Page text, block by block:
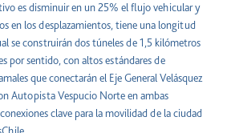
es disminuir en un 25% el flujo vehicular y
en los desplazamientos, tiene una longitud
se construirán dos túneles de 1,5 kilómetros
por sentido, con altos estándares de
que conectarán el Eje General Velásquez
Autopista Vespucio Norte en ambas
clave para la movilidad de la ciudad